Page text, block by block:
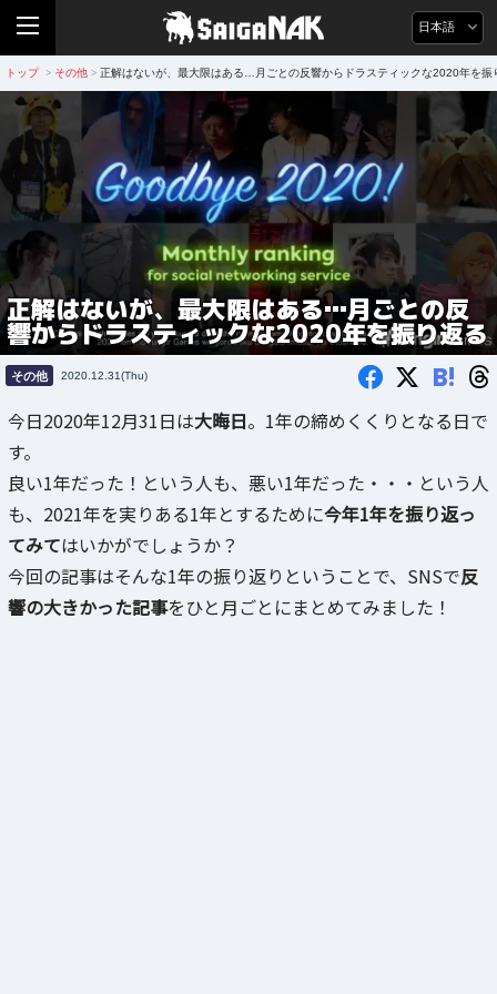
日本語
トップ > その他 > 正解はないが、最大限はある…月ごとの反響からドラスティックな2020年を振
正解はないが、最大限はある…月ごとの反
響からドラスティックな2020年を振り返る
その他 2020.12.31(Thu) B!
今日2020年12月31日は大晦日。1年の締めくくりとなる日で
す。
良い1年だった！という人も、悪い1年だった・・・という人
も、2021年を実りある1年とするために今年1年を振り返っ
てみてはいかがでしょうか？
今回の記事はそんな1年の振り返りということで、SNSで反
響の大きかった記事をひと月ごとにまとめてみました！